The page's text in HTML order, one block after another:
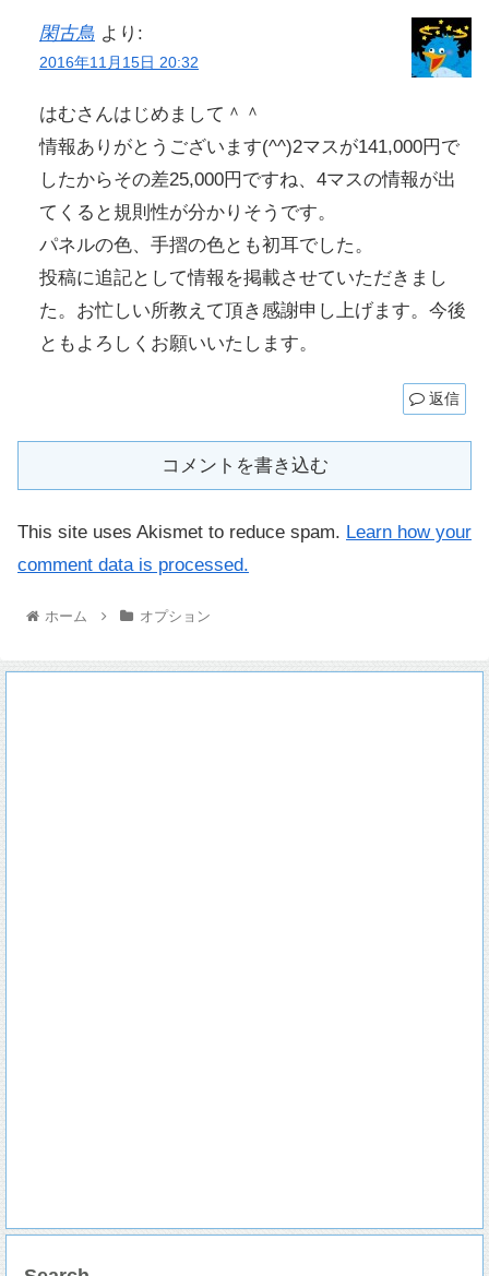
閑古鳥 より:
2016年11月15日 20:32
はむさんはじめまして＾＾
情報ありがとうございます(^^)2マスが141,000円で
したからその差25,000円ですね、4マスの情報が出
てくると規則性が分かりそうです。
パネルの色、手摺の色とも初耳でした。
投稿に追記として情報を掲載させていただきまし
た。お忙しい所教えて頂き感謝申し上げます。今後
ともよろしくお願いいたします。
返信
コメントを書き込む
This site uses Akismet to reduce spam. Learn how your
comment data is processed.
ホーム オプション